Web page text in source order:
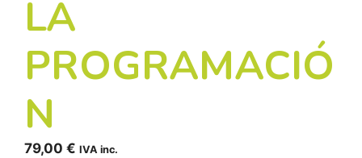
LA
PROGRAMACIÓ
N
79,00 € IVA inc.